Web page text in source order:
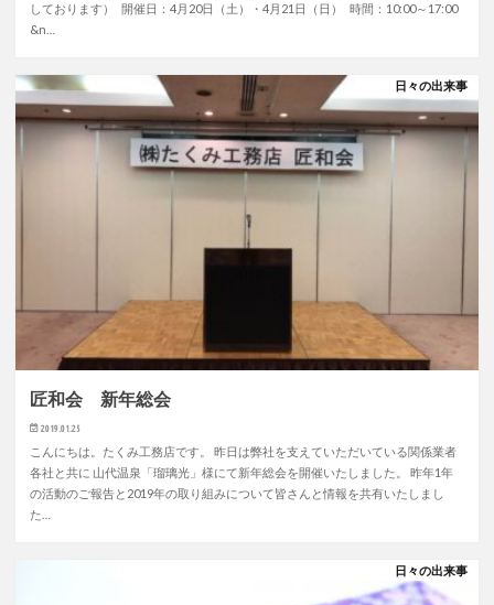
しております） 開催日：4月20日（土）・4月21日（日） 時間：10:00～17:00
&n…
日々の出来事
匠和会 新年総会
2019.01.25
こんにちは。たくみ工務店です。 昨日は弊社を支えていただいている関係業者
各社と共に 山代温泉「瑠璃光」様にて新年総会を開催いたしました。 昨年1年
の活動のご報告と2019年の取り組みについて皆さんと情報を共有いたしまし
た…
日々の出来事